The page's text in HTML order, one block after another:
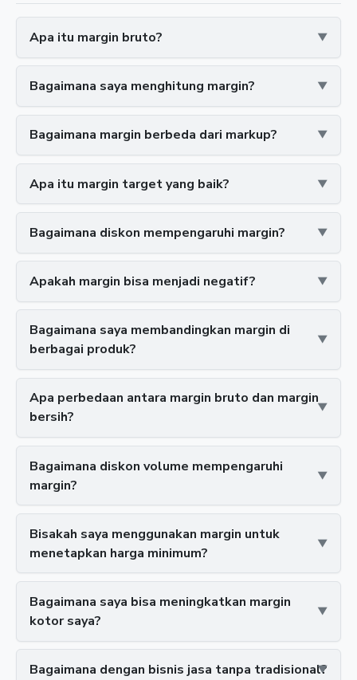
Apa itu margin bruto?
Bagaimana saya menghitung margin?
Bagaimana margin berbeda dari markup?
Apa itu margin target yang baik?
Bagaimana diskon mempengaruhi margin?
Apakah margin bisa menjadi negatif?
Bagaimana saya membandingkan margin di
berbagai produk?
Apa perbedaan antara margin bruto dan margin
bersih?
Bagaimana diskon volume mempengaruhi
margin?
Bisakah saya menggunakan margin untuk
menetapkan harga minimum?
Bagaimana saya bisa meningkatkan margin
kotor saya?
Bagaimana dengan bisnis jasa tanpa tradisional?